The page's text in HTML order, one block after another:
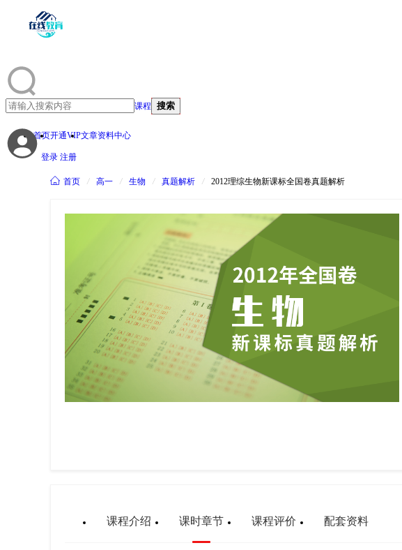
课程 搜索
登录 注册
首页开通VIP文章资料中心
 首页 / 高一 / 生物 / 真题解析 / 2012理综生物新课标全国卷真题解析
课程介绍 课时章节 课程评价 配套资料